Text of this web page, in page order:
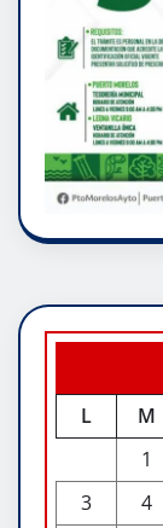
L
M
1
3
4